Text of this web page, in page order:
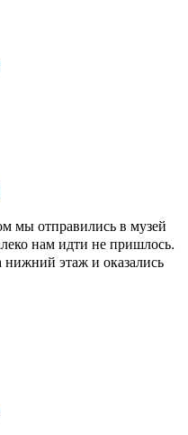
мы отправились в музей
нам идти не пришлось.
этаж и оказались